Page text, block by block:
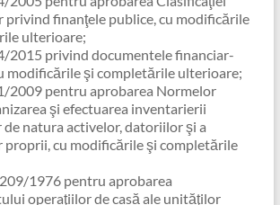
finanţele publice, cu modificările
ulterioare;
2015 privind documentele financiar-
modificările şi completările ulterioare;
2009 pentru aprobarea Normelor
şi efectuarea inventarierii
natura activelor, datoriilor şi a
cu modificările şi completările
1976 pentru aprobarea
operaţiilor de casă ale unităţilor